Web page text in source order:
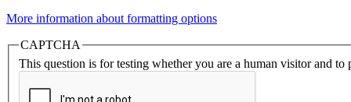
More information about formatting options
CAPTCHA
This question is for testing whether you are a human visitor and to